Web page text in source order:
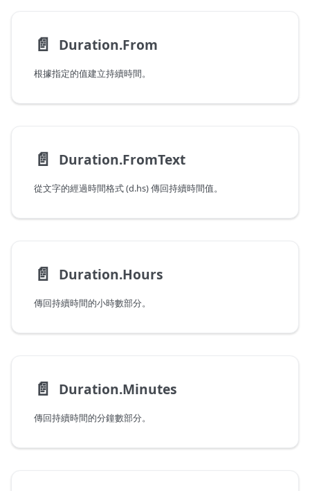
📄️ Duration.From
根據指定的值建立持續時間。
📄️ Duration.FromText
從文字的經過時間格式 (d.hs) 傳回持續時間值。
📄️ Duration.Hours
傳回持續時間的小時數部分。
📄️ Duration.Minutes
傳回持續時間的分鐘數部分。